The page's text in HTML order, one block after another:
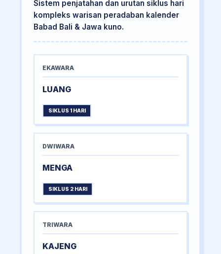
Sistem penjatahan dan urutan siklus hari
kompleks warisan peradaban kalender
Babad Bali & Jawa kuno.
EKAWARA
LUANG
SIKLUS 1 HARI
DWIWARA
MENGA
SIKLUS 2 HARI
TRIWARA
KAJENG